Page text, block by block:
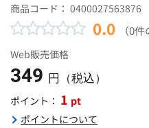
商品コード： 0400027563876
0.0 （0
Web販売価格
349 円（税込）
ポイント： 1 pt
ポイントについて